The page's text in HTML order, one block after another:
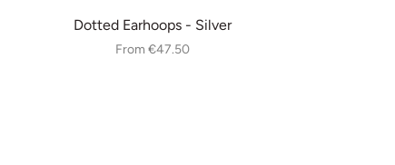
Dotted Earhoops - Silver
From €47.50